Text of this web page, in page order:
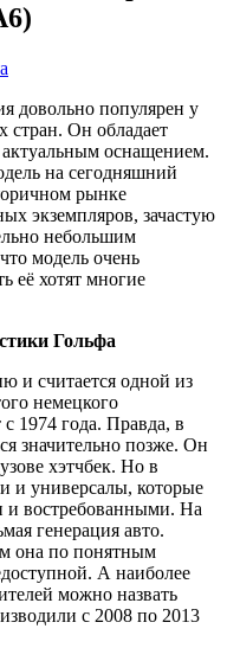
довольно популярен у
стран. Он обладает
оснащением.
на сегодняшний
рынке
экземпляров, зачастую
небольшим
модель очень
её хотят многие
Гольфа
и считается одной из
немецкого
1974 года. Правда, в
значительно позже. Он
хэтчбек. Но в
и универсалы, которые
и востребованными. На
генерация авто.
она по понятным
А наиболее
можно назвать
с 2008 по 2013